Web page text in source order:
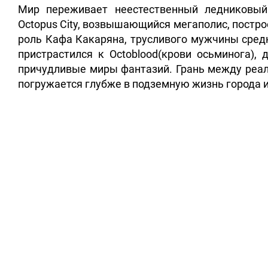
Мир переживает неестественный
Octopus City, возвышающийся мегаполис,
роль Кафа Какаряна, трусливого мужчины
пристрастился к Octoblood(крови
причудливые миры фантазий. Грань между
погружается глубже в подземную жизнь города